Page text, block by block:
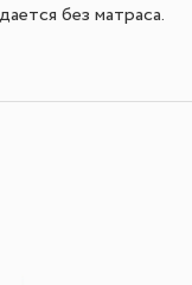
без матраса.